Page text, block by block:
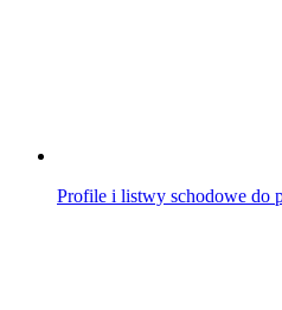
Profile i listwy schodowe do